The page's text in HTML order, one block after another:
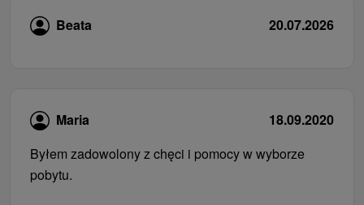
Beata 20.07.2026
Maria
18.09.2020
Byłem zadowolony z chęci i pomocy w wyborze
pobytu.